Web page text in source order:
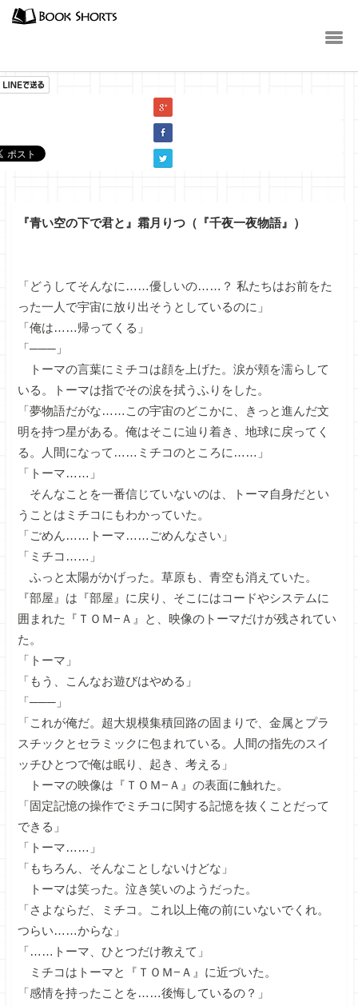
『青い空の下で君と』霜月りつ（『千夜一夜物語』）
「どうしてそんなに……優しいの……？ 私たちはお前をた
った一人で宇宙に放り出そうとしているのに」
「俺は……帰ってくる」
「───」
トーマの言葉にミチコは顔を上げた。涙が頬を濡らして
いる。トーマは指でその涙を拭うふりをした。
「夢物語だがな……この宇宙のどこかに、きっと進んだ文
明を持つ星がある。俺はそこに辿り着き、地球に戻ってく
る。人間になって……ミチコのところに……」
「トーマ……」
そんなことを一番信じていないのは、トーマ自身だとい
うことはミチコにもわかっていた。
「ごめん……トーマ……ごめんなさい」
「ミチコ……」
ふっと太陽がかげった。草原も、青空も消えていた。
『部屋』は『部屋』に戻り、そこにはコードやシステムに
囲まれた『ＴＯＭ−Ａ』と、映像のトーマだけが残されてい
た。
「トーマ」
「もう、こんなお遊びはやめる」
「───」
「これが俺だ。超大規模集積回路の固まりで、金属とプラ
スチックとセラミックに包まれている。人間の指先のスイ
ッチひとつで俺は眠り、起き、考える」
トーマの映像は『ＴＯＭ−Ａ』の表面に触れた。
「固定記憶の操作でミチコに関する記憶を抜くことだって
できる」
「トーマ……」
「もちろん、そんなことしないけどな」
トーマは笑った。泣き笑いのようだった。
「さよならだ、ミチコ。これ以上俺の前にいないでくれ。
つらい……からな」
「……トーマ、ひとつだけ教えて」
ミチコはトーマと『ＴＯＭ−Ａ』に近づいた。
「感情を持ったことを……後悔しているの？」